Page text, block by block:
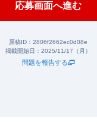
応募画面へ進む
原稿ID： 2806f2662ec0d08e
掲載開始日： 2025/11/17（月）
問題を報告する